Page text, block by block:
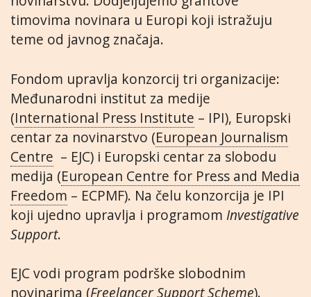
timovima novinara u Europi koji istražuju
teme od javnog značaja.
Fondom upravlja konzorcij tri organizacije:
Međunarodni institut za medije
(International Press Institute – IPI), Europski
centar za novinarstvo (European Journalism
Centre – EJC) i Europski centar za slobodu
medija (European Centre for Press and Media
Freedom – ECPMF). Na čelu konzorcija je IPI
koji ujedno upravlja i programom Investigative
Support.
EJC vodi program podrške slobodnim
novinarima (Freelancer Support Scheme).